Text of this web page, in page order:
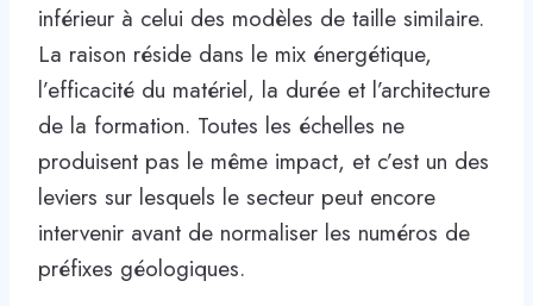
inférieur à celui des modèles de taille similaire.
La raison réside dans le mix énergétique,
l’efficacité du matériel, la durée et l’architecture
de la formation. Toutes les échelles ne
produisent pas le même impact, et c’est un des
leviers sur lesquels le secteur peut encore
intervenir avant de normaliser les numéros de
préfixes géologiques.